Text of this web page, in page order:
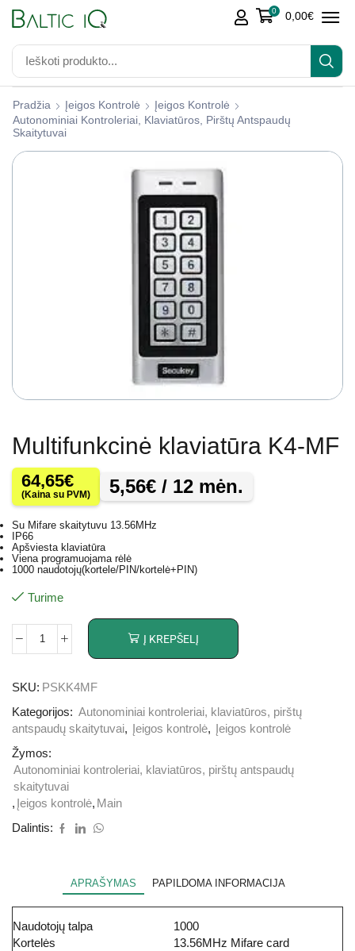
0 0,00€
Pradžia Įeigos Kontrolė
Įeigos Kontrolė
Autonominiai Kontroleriai, Klaviatūros, Pirštų Antspaudų
Skaitytuvai
Multifunkcinė klaviatūra K4-MF
64,65€
(Kaina su PVM) 5,56€ / 12 mėn.
Su Mifare skaitytuvu 13.56MHz
IP66
Apšviesta klaviatūra
Viena programuojama rėlė
1000 naudotojų(kortele/PIN/kortelė+PIN)
Turime
Į KREPŠELĮ
SKU: PSKK4MF
Kategorijos: Autonominiai kontroleriai, klaviatūros, pirštų
antspaudų skaitytuvai, Įeigos kontrolė,
Įeigos kontrolė
Žymos:
Autonominiai kontroleriai, klaviatūros, pirštų antspaudų
skaitytuvai
, Įeigos kontrolė, Main
Dalintis:
APRAŠYMAS PAPILDOMA INFORMACIJA
Naudotojų talpa
Kortelės
1000
13.56MHz Mifare card